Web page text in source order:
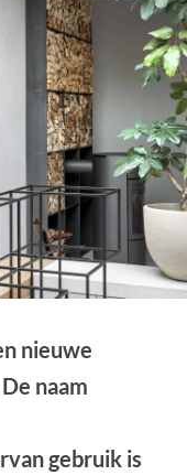
nieuwe
naam
gebruik is